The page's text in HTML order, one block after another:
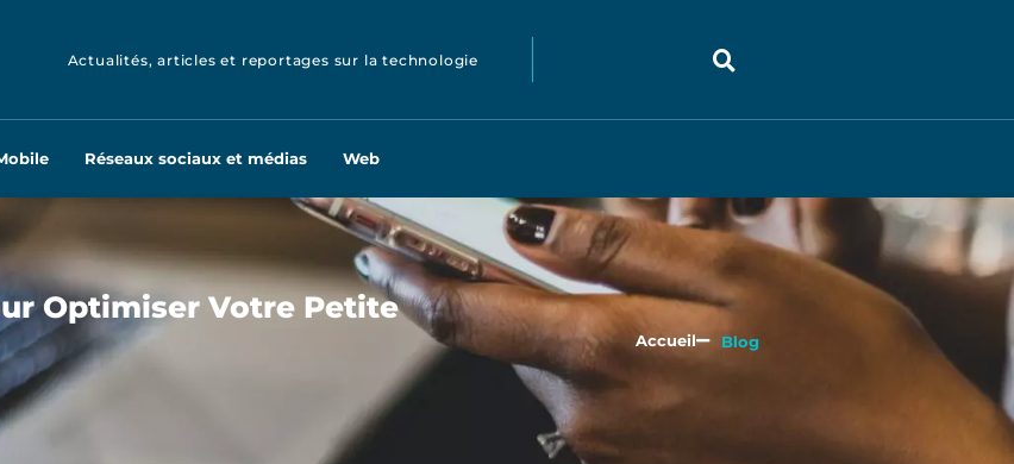
Actualités, articles et reportages sur la technologie
Réseaux sociaux et médias Web
Optimiser Votre Petite
Accueil Blog